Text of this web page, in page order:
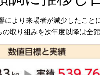
より来場者が減少したこと
取り組みを次年度以降は全